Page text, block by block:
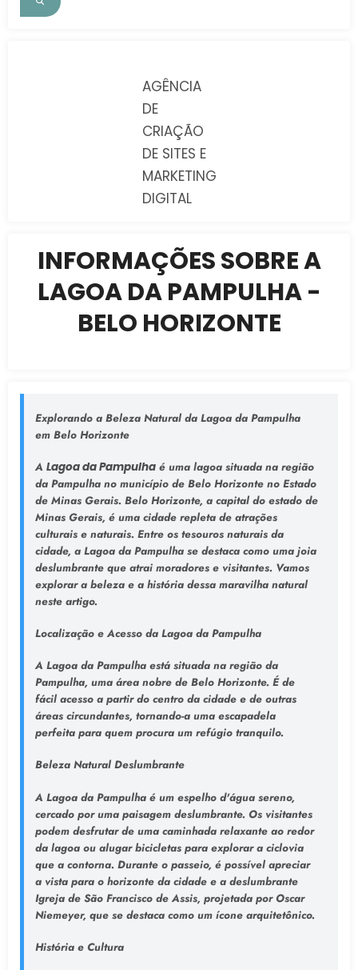
AGÊNCIA
DE
CRIAÇÃO
DE SITES E
MARKETING
DIGITAL
INFORMAÇÕES SOBRE A
LAGOA DA PAMPULHA -
BELO HORIZONTE
Explorando a Beleza Natural da Lagoa da Pampulha
em Belo Horizonte
A Lagoa da Pampulha é uma lagoa situada na região
da Pampulha no município de Belo Horizonte no Estado
de Minas Gerais. Belo Horizonte, a capital do estado de
Minas Gerais, é uma cidade repleta de atrações
culturais e naturais. Entre os tesouros naturais da
cidade, a Lagoa da Pampulha se destaca como uma joia
deslumbrante que atrai moradores e visitantes. Vamos
explorar a beleza e a história dessa maravilha natural
neste artigo.
Localização e Acesso da Lagoa da Pampulha
A Lagoa da Pampulha está situada na região da
Pampulha, uma área nobre de Belo Horizonte. É de
fácil acesso a partir do centro da cidade e de outras
áreas circundantes, tornando-a uma escapadela
perfeita para quem procura um refúgio tranquilo.
Beleza Natural Deslumbrante
A Lagoa da Pampulha é um espelho d'água sereno,
cercado por uma paisagem deslumbrante. Os visitantes
podem desfrutar de uma caminhada relaxante ao redor
da lagoa ou alugar bicicletas para explorar a ciclovia
que a contorna. Durante o passeio, é possível apreciar
a vista para o horizonte da cidade e a deslumbrante
Igreja de São Francisco de Assis, projetada por Oscar
Niemeyer, que se destaca como um ícone arquitetônico.
História e Cultura